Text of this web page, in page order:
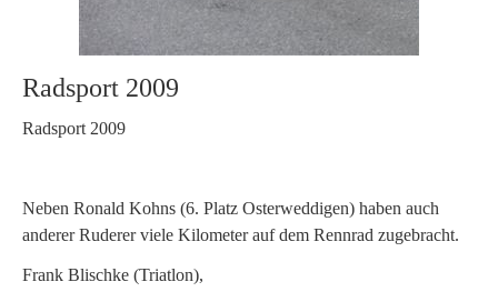
Radsport 2009
Radsport 2009
Neben Ronald Kohns (6. Platz Osterweddigen) haben auch
anderer Ruderer viele Kilometer auf dem Rennrad zugebracht.
Frank Blischke (Triatlon),